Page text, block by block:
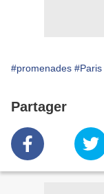
#promenades #Paris
Partager